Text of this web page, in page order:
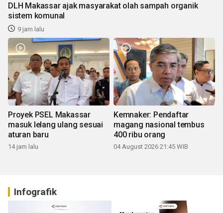
DLH Makassar ajak masyarakat olah sampah organik
sistem komunal
9 jam lalu
Proyek PSEL Makassar
masuk lelang ulang sesuai
aturan baru
14 jam lalu
Kemnaker: Pendaftar
magang nasional tembus
400 ribu orang
04 August 2026 21:45 WIB
Infografik